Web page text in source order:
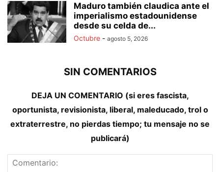
Maduro también claudica ante el
imperialismo estadounidense
desde su celda de...
Octubre - agosto 5, 2026
SIN COMENTARIOS
DEJA UN COMENTARIO (si eres fascista,
oportunista, revisionista, liberal, maleducado, trol o
extraterrestre, no pierdas tiempo; tu mensaje no se
publicará)